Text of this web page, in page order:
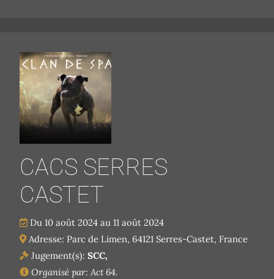
CACS SERRES
CASTET
Du 10 août 2024 au 11 août 2024
Adresse: Parc de Limen, 64121 Serres-Castet, France
Jugement(s): SCC,
Organisé par: Act 64.